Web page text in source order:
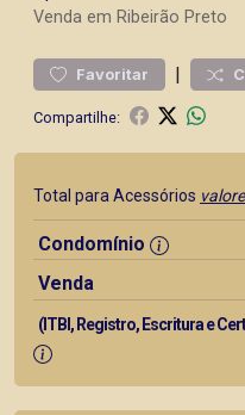
Venda em Ribeirão Preto
Favoritar |
Compartilhe:
Total para Acessórios
Condomínio
Venda
(ITBI, Registro, Escritura e